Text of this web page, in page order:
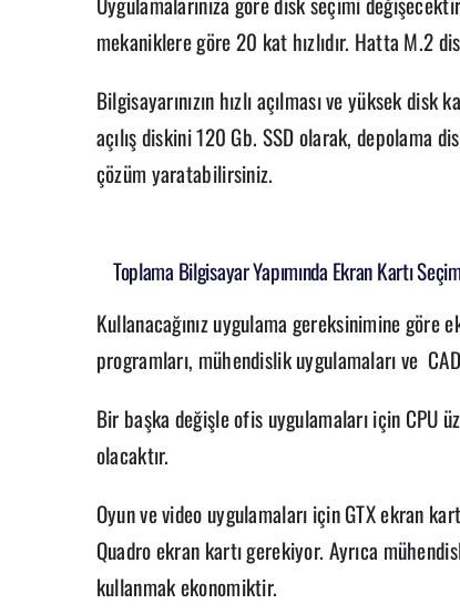
mekaniklere göre 20 kat hızlıdır. Hatta M.2
Bilgisayarınızın hızlı açılması ve yüksek
açılış diskini 120 Gb. SSD olarak, depolama
çözüm yaratabilirsiniz.
Toplama Bilgisayar Yapımında Ekran Kartı
Kullanacağınız uygulama gereksinimine göre
programları, mühendislik uygulamaları ve
Bir başka değişle ofis uygulamaları için CPU
olacaktır.
Oyun ve video uygulamaları için GTX ekran
Quadro ekran kartı gerekiyor. Ayrıca
kullanmak ekonomiktir.